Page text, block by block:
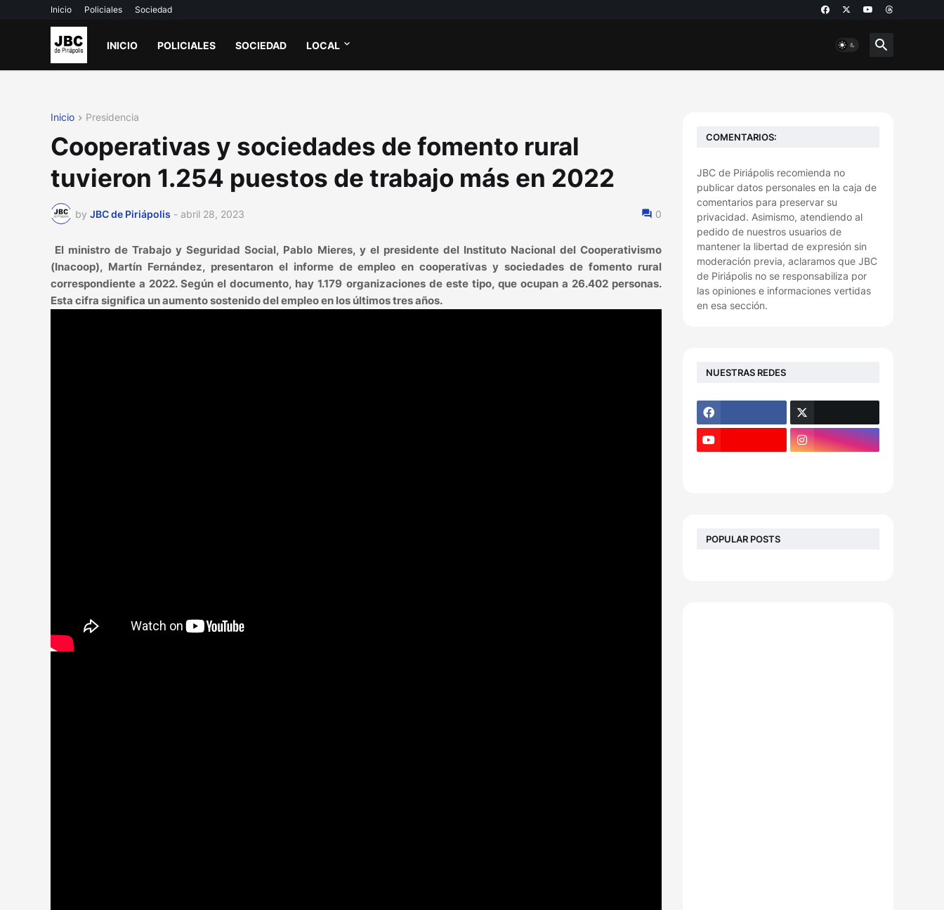
Inicio Policiales Sociedad
INICIO POLICIALES SOCIEDAD LOCAL
Inicio Presidencia
Cooperativas y sociedades de fomento rural
tuvieron 1.254 puestos de trabajo más en 2022
by JBC de Piriápolis - abril 28, 2023 0
El ministro de Trabajo y Seguridad Social, Pablo Mieres, y el presidente del Instituto Nacional del Cooperativismo
(Inacoop), Martín Fernández, presentaron el informe de empleo en cooperativas y sociedades de fomento rural
correspondiente a 2022. Según el documento, hay 1.179 organizaciones de este tipo, que ocupan a 26.402 personas.
Esta cifra significa un aumento sostenido del empleo en los últimos tres años.
COMENTARIOS:
JBC de Piriápolis recomienda no
publicar datos personales en la caja de
comentarios para preservar su
privacidad. Asimismo, atendiendo al
pedido de nuestros usuarios de
mantener la libertad de expresión sin
moderación previa, aclaramos que JBC
de Piriápolis no se responsabiliza por
las opiniones e informaciones vertidas
en esa sección.
NUESTRAS REDES
POPULAR POSTS